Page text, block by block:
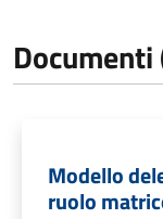
Documenti
Modello
ruolo